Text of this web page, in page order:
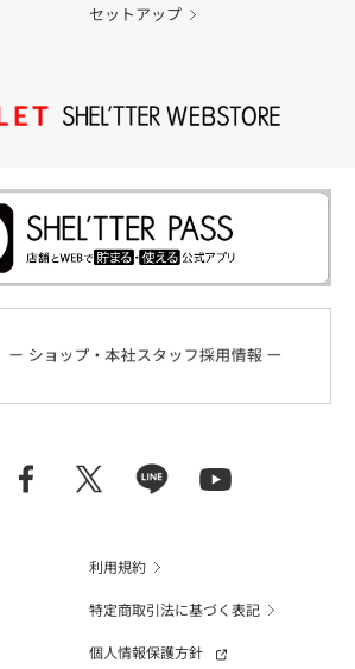
セットアップ
利用規約
特定商取引法に基づく表記
個人情報保護方針